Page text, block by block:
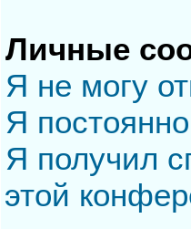
Личные
Я не могу
Я
Я получил
этой